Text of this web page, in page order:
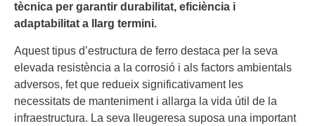
tècnica per garantir durabilitat, eficiència i
adaptabilitat a llarg termini.
Aquest tipus d’estructura de ferro destaca per la seva
elevada resistència a la corrosió i als factors ambientals
adversos, fet que redueix significativament les
necessitats de manteniment i allarga la vida útil de la
infraestructura. La seva lleugeresa suposa una important